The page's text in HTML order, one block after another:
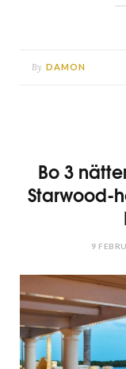
By DAMON
Bo 3
Starwood-
9